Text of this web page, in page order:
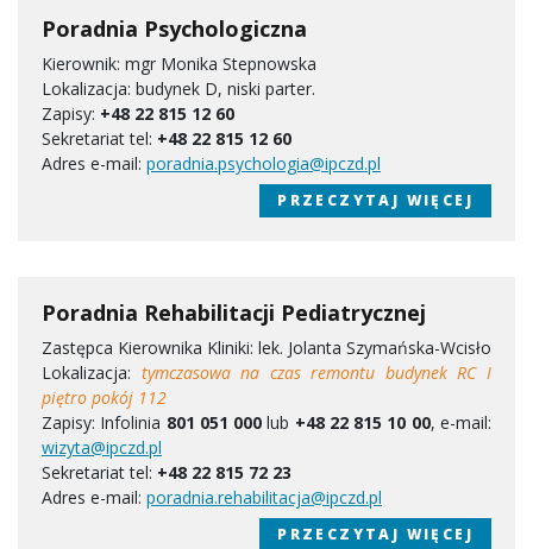
Poradnia Psychologiczna
Kierownik: mgr Monika Stepnowska
Lokalizacja: budynek D, niski parter.
Zapisy: +48 22 815 12 60
Sekretariat tel: +48 22 815 12 60
Adres e-mail: poradnia.psychologia@ipczd.pl
PRZECZYTAJ WIĘCEJ
Poradnia Rehabilitacji Pediatrycznej
Zastępca Kierownika Kliniki: lek. Jolanta Szymańska-Wcisło
Lokalizacja: tymczasowa na czas remontu budynek RC I
piętro pokój 112
Zapisy: Infolinia 801 051 000 lub +48 22 815 10 00, e-mail:
wizyta@ipczd.pl
Sekretariat tel: +48 22 815 72 23
Adres e-mail: poradnia.rehabilitacja@ipczd.pl
PRZECZYTAJ WIĘCEJ